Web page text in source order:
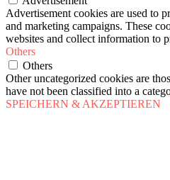
Advertisement cookies are used to
and marketing campaigns. These
websites and collect information to
Others
Others
Other uncategorized cookies are
have not been classified into a
SPEICHERN & AKZEPTIEREN